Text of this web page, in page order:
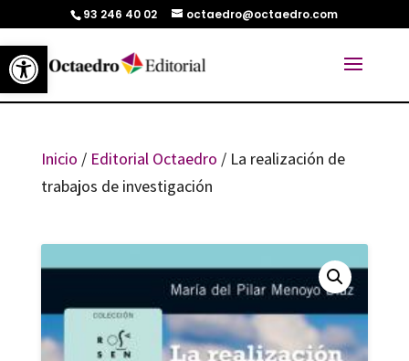
Abrir barra de herramientas
93 246 40 02 octaedro@octaedro.com
Inicio / Editorial Octaedro / La realización de
trabajos de investigación